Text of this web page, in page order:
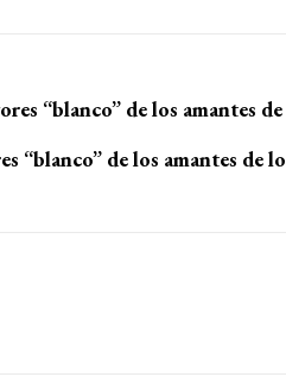
“blanco” de los amantes de lo